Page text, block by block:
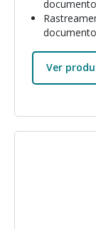
Ver
Imagem